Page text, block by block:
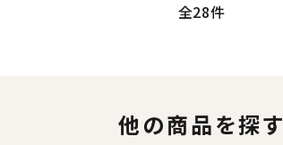
全28件
他の商品を探す